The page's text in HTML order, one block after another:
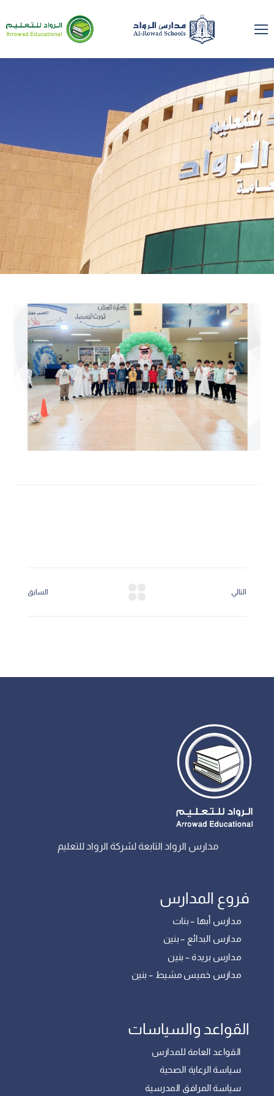
السابق التالي
مدارس الرواد التابعة لشركة الرواد للتعليم
فروع المدارس
مدارس أبها – بنات
مدارس البدائع – بنين
مدارس بريدة – بنين
مدارس خميس مشيط – بنين
القواعد والسياسات
القواعد العامة للمدارس
سياسة الرعاية الصحية
سياسة المرافق المدرسية